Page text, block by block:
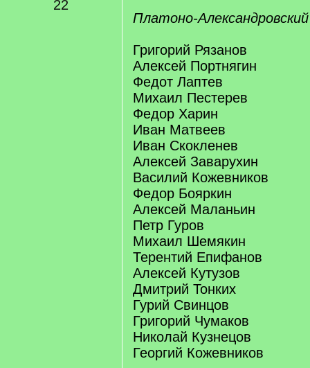
22
Платоно-
Григорий Рязанов
Алексей Портнягин
Федот Лаптев
Михаил Пестерев
Федор Харин
Иван Матвеев
Иван Скокленев
Алексей Заварухин
Василий Кожевников
Федор Бояркин
Алексей Маланьин
Петр Гуров
Михаил Шемякин
Терентий Епифанов
Алексей Кутузов
Дмитрий Тонких
Гурий Свинцов
Григорий Чумаков
Николай Кузнецов
Георгий Кожевников